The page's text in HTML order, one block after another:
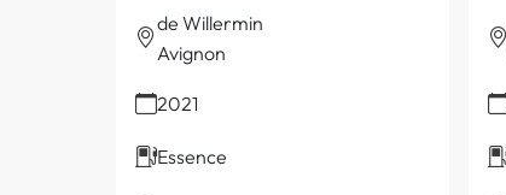
de Willermin
Avignon
2021
Essence